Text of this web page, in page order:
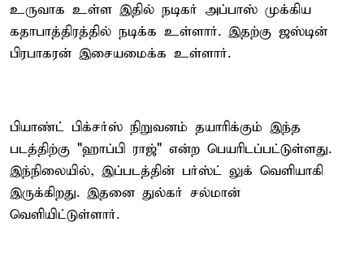
உருவாக உள்ள இதில் நடிகர் அப்பாஸ் முக்கிய
கதாபாத்திரத்தில் நடிக்க உள்ளார். இதற்கு ஜஸ்டின்
பிரபாகரன் இசையமைக்க உள்ளார்.
பியாண்ட் பிக்சர்ஸ் நிறுவனம் தயாரிக்கும் இந்த
படத்திற்கு "ஹாப்பி ராஜ்" என்ற பெயரிடப்பட்டுள்ளது.
இந்நிலையில், இப்படத்தின் பர்ஸ்ட் லுக் வெளியாகி
இருக்கிறது. இதனை துல்கர் சல்மான்
வெளியிட்டுள்ளார்.